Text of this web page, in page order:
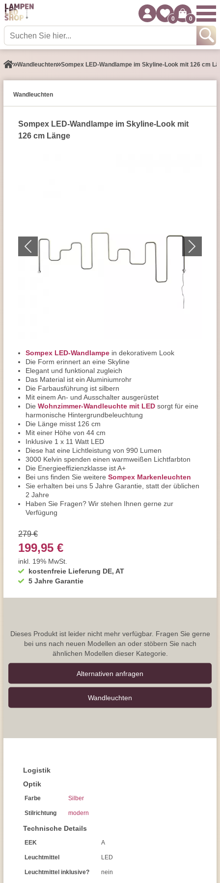
0 0
Wand­leuchten Sompex LED-Wandlampe im Skyline-Look mit 126 cm
Wand­leuchten
Sompex LED-Wandlampe im Skyline-Look mit
126 cm Länge
Sompex LED-Wandlampe in dekorativem Look
Die Form erinnert an eine Skyline
Elegant und funktional zugleich
Das Material ist ein Aluminiumrohr
Die Farbausführung ist silbern
Mit einem An- und Ausschalter ausgerüstet
Die Wohnzimmer-Wandleuchte mit LED sorgt für eine
harmonische Hintergrundbeleuchtung
Die Länge misst 126 cm
Mit einer Höhe von 44 cm
Inklusive 1 x 11 Watt LED
Diese hat eine Lichtleistung von 990 Lumen
3000 Kelvin spenden einen warmweißen Lichtfarbton
Die Energieeffizienzklasse ist A+
Bei uns finden Sie weitere Sompex Markenleuchten
Sie erhalten bei uns 5 Jahre Garantie, statt der üblichen
2 Jahre
Haben Sie Fragen? Wir stehen Ihnen gerne zur
Verfügung
kostenfreie Lieferung DE, AT
5 Jahre Garantie
279 €
199,95 €
inkl. 19% MwSt.
Dieses Produkt ist leider nicht mehr verfügbar. Fragen Sie gerne
bei uns nach neuen Modellen an oder stöbern Sie nach
ähnlichen Modellen dieser Kategorie.
Alternativen anfragen
Wand­leuchten
Logistik
Optik
Farbe Silber
Stilrichtung modern
Technische Details
EEK A
Leuchtmittel LED
Leuchtmittel inklusive? nein